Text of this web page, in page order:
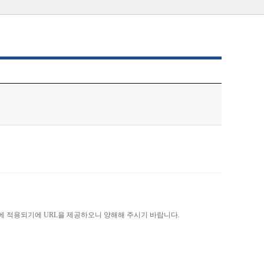
적용되기에 URL을 제공하오니 양해해 주시기 바랍니다.